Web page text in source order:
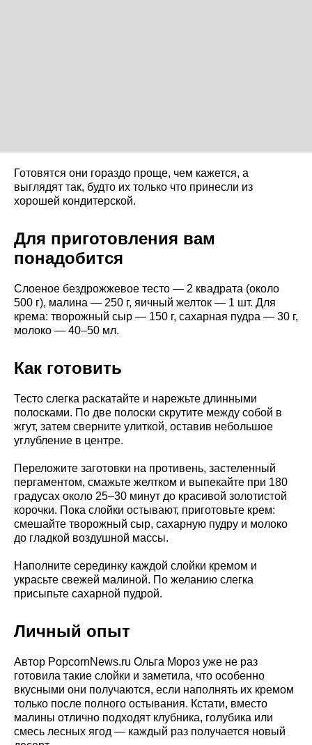
Готовятся они гораздо проще, чем кажется, а
выглядят так, будто их только что принесли из
хорошей кондитерской.
Для приготовления вам
понадобится
Слоеное бездрожжевое тесто — 2 квадрата (около
500 г), малина — 250 г, яичный желток — 1 шт. Для
крема: творожный сыр — 150 г, сахарная пудра — 30 г,
молоко — 40–50 мл.
Как готовить
Тесто слегка раскатайте и нарежьте длинными
полосками. По две полоски скрутите между собой в
жгут, затем сверните улиткой, оставив небольшое
углубление в центре.
Переложите заготовки на противень, застеленный
пергаментом, смажьте желтком и выпекайте при 180
градусах около 25–30 минут до красивой золотистой
корочки. Пока слойки остывают, приготовьте крем:
смешайте творожный сыр, сахарную пудру и молоко
до гладкой воздушной массы.
Наполните серединку каждой слойки кремом и
украсьте свежей малиной. По желанию слегка
присыпьте сахарной пудрой.
Личный опыт
Автор PopcornNews.ru Ольга Мороз уже не раз
готовила такие слойки и заметила, что особенно
вкусными они получаются, если наполнять их кремом
только после полного остывания. Кстати, вместо
малины отлично подходят клубника, голубика или
смесь лесных ягод — каждый раз получается новый